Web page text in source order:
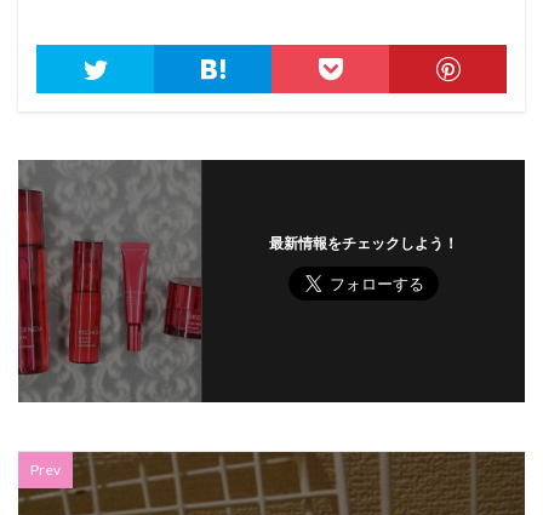
最新情報をチェックしよう！
Prev